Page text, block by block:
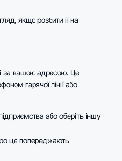
якщо розбити її на
за вашою адресою. Це
гарячої лінії або
або оберіть іншу
це попереджають